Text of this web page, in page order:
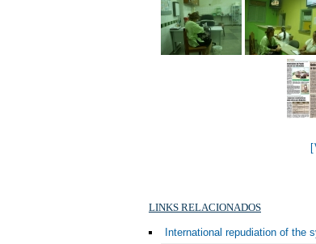
LINKS RELACIONADOS
International repudiation of the